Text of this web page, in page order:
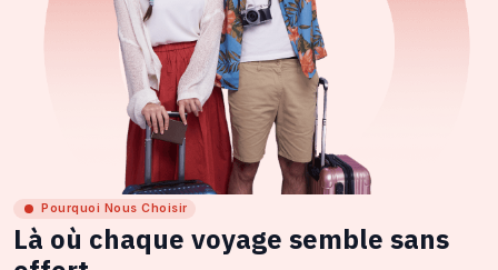
Pourquoi Nous Choisir
Là où chaque voyage semble sans